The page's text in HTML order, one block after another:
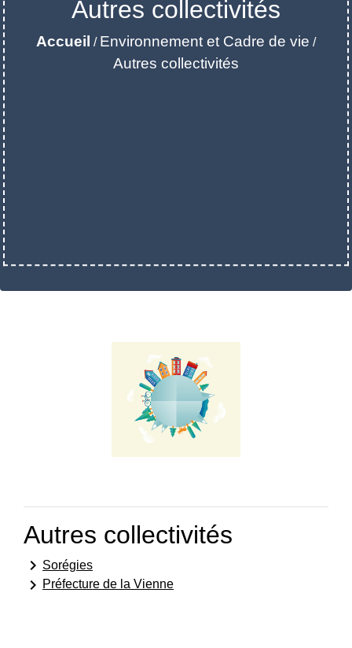
Autres collectivités
Accueil / Environnement et Cadre de vie /
Autres collectivités
Autres collectivités
keyboard_arrow_right Sorégies
keyboard_arrow_right Préfecture de la Vienne